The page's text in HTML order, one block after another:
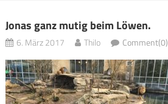
Jonas ganz mutig beim Löwen.
6. März 2017 Thilo Comment(0)